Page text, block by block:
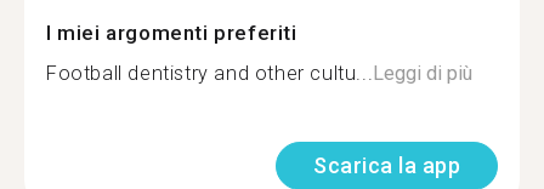
I miei argomenti preferiti
Football dentistry and other cultu...Leggi di più
Scarica la app